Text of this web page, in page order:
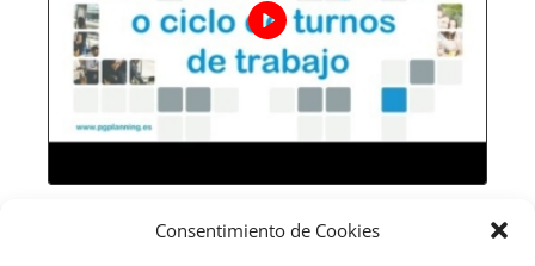
Consentimiento de Cookies